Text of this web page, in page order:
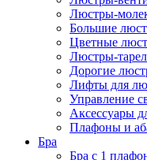
Люстры-
Большие
Цветные
Люстры-
Дорогие
Лифты для
Управление
Аксессуары
Плафоны и
Бра
Бра с 1